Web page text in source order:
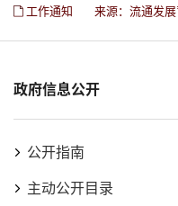
工作通知 来源：流通发
政府信息公开
公开指南
主动公开目录